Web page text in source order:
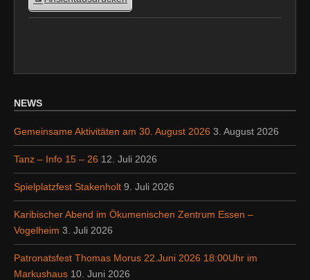
NEWS
Gemeinsame Aktivitäten am 30. August 2026 3. August 2026
Tanz – Info 15 – 26 12. Juli 2026
Spielplatzfest Stakenholt 9. Juli 2026
Karibischer Abend im Ökumenischen Zentrum Essen –
Vogelheim 3. Juli 2026
Patronatsfest Thomas Morus 22.Juni 2026 18:00Uhr im
Markushaus 10. Juni 2026